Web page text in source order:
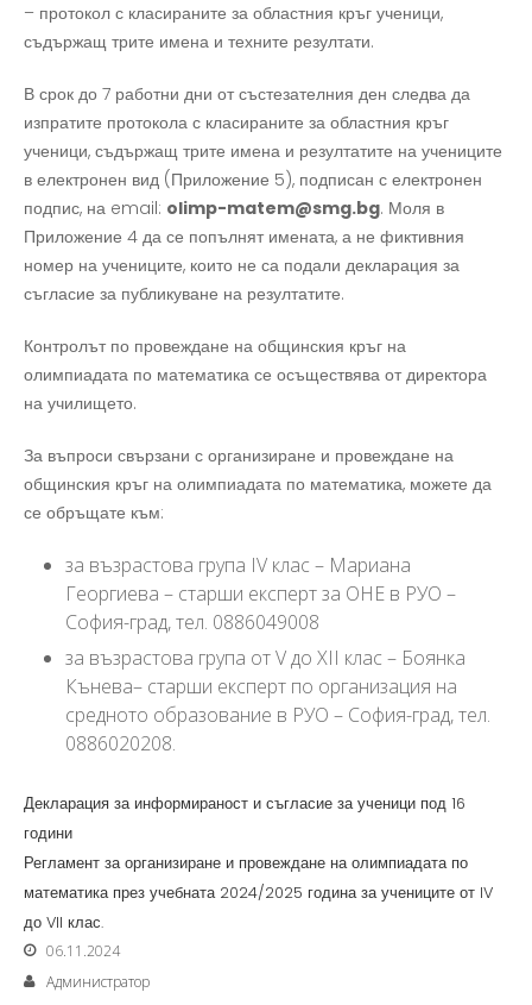
– протокол с класираните за областния кръг ученици,
съдържащ трите имена и техните резултати.
В срок до 7 работни дни от състезателния ден следва да
изпратите протокола с класираните за областния кръг
ученици, съдържащ трите имена и резултатите на учениците
в електронен вид (Приложение 5), подписан с електронен
подпис, на email: olimp-matem@smg.bg. Моля в
Приложение 4 да се попълнят имената, а не фиктивния
номер на учениците, които не са подали декларация за
съгласие за публикуване на резултатите.
Контролът по провеждане на общинския кръг на
олимпиадата по математика се осъществява от директора
на училището.
За въпроси свързани с организиране и провеждане на
общинския кръг на олимпиадата по математика, можете да
се обръщате към:
за възрастова група IV клас – Мариана
Георгиева – старши експерт за ОНЕ в РУО –
София-град, тел. 0886049008
за възрастова група от V до XII клас – Боянка
Кънева– старши експерт по организация на
средното образование в РУО – София-град, тел.
0886020208.
Декларация за информираност и съгласие за ученици под 16
години
Регламент за организиране и провеждане на олимпиадата по
математика през учебната 2024/2025 година за учениците от IV
до VII клас.
06.11.2024
Администратор